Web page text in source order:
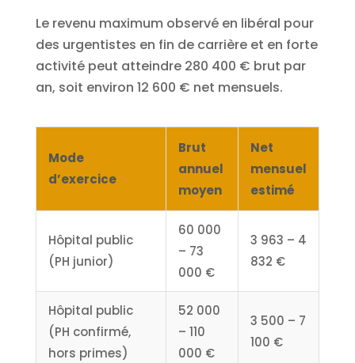
Le revenu maximum observé en libéral pour
des urgentistes en fin de carrière et en forte
activité peut atteindre 280 400 € brut par
an, soit environ 12 600 € net mensuels.
Mode
d’exercice
Brut
annuel
moyen
Net
mensuel
estimé
Hôpital public
(PH junior)
60 000
– 73
000 €
3 963 – 4
832 €
Hôpital public
(PH confirmé,
hors primes)
52 000
– 110
000 €
3 500 – 7
100 €